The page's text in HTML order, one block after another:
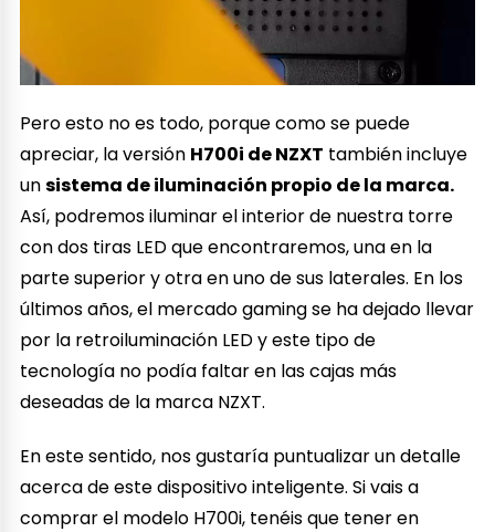
Pero esto no es todo, porque como se puede
apreciar, la versión H700i de NZXT también incluye
unsistema de iluminación propio de la marca.
Así, podremos iluminar el interior de nuestra torre
con dos tiras LED que encontraremos, una en la
parte superior y otra en uno de sus laterales. En los
últimos años, el mercado gaming se ha dejado llevar
por la retroiluminación LED y este tipo de
tecnología no podía faltar en las cajas más
deseadas de la marca NZXT.
En este sentido, nos gustaría puntualizar un detalle
acerca de este dispositivo inteligente. Si vais a
comprar el modelo H700i, tenéis que tener en